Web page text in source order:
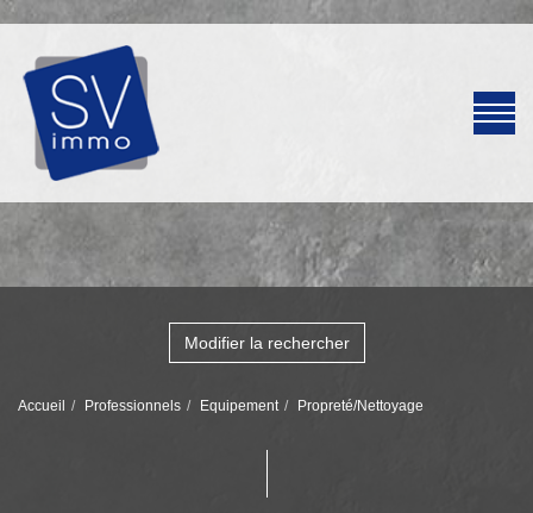
Modifier la rechercher
Accueil Professionnels Equipement Propreté/Nettoyage